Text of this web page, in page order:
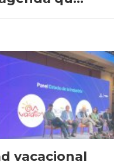
vacacional